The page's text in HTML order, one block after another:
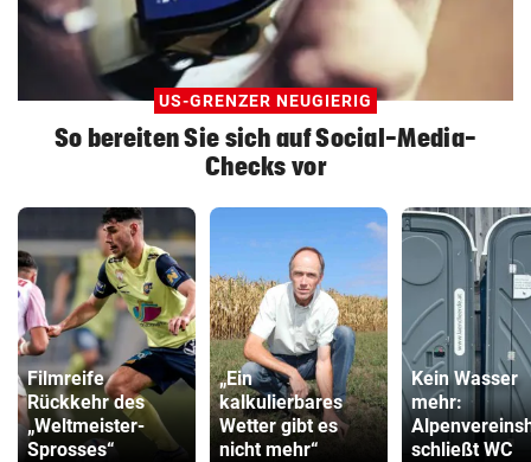
US-GRENZER NEUGIERIG
So bereiten Sie sich auf Social-Media-
Checks vor
Filmreife
Rückkehr des
„Weltmeister-
Sprosses“
„Ein
kalkulierbares
Wetter gibt es
nicht mehr“
Kein Wasser
mehr:
schließt WC